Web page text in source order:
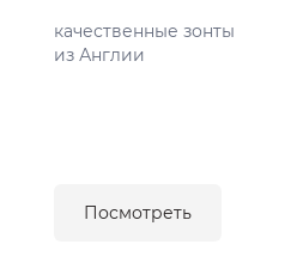
качественные зонты
из Англии
Посмотреть